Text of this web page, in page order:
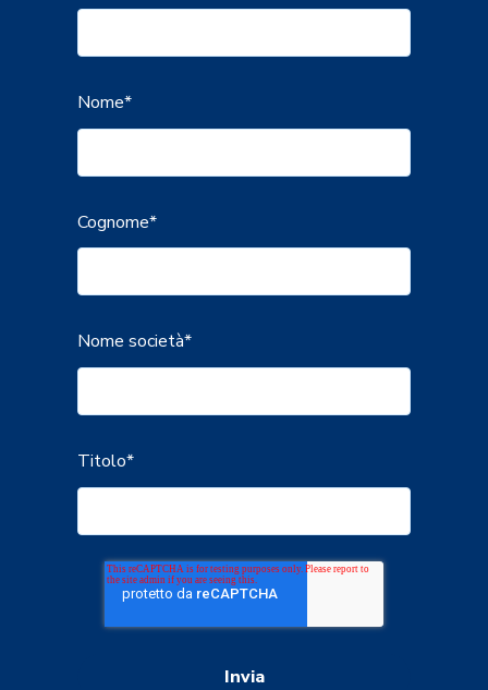
Nome*
Cognome*
Nome società*
Titolo*